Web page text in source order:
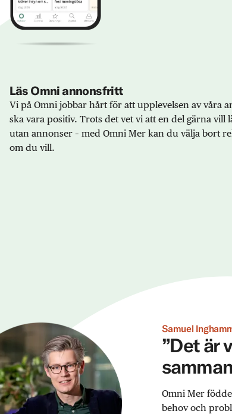
Läs Omni annonsfritt
Vi på Omni jobbar hårt för att upplevelsen av våra
ska vara positiv. Trots det vet vi att en del gärna vill
utan annonser – med Omni Mer kan du välja bort
om du vill.
Samuel
”Det är
Omni Mer
behov och